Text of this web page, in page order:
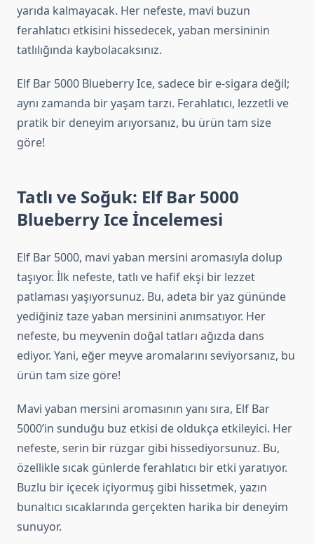
yarıda kalmayacak. Her nefeste, mavi buzun
ferahlatıcı etkisini hissedecek, yaban mersininin
tatlılığında kaybolacaksınız.
Elf Bar 5000 Blueberry Ice, sadece bir e-sigara değil;
aynı zamanda bir yaşam tarzı. Ferahlatıcı, lezzetli ve
pratik bir deneyim arıyorsanız, bu ürün tam size
göre!
Tatlı ve Soğuk: Elf Bar 5000
Blueberry Ice İncelemesi
Elf Bar 5000, mavi yaban mersini aromasıyla dolup
taşıyor. İlk nefeste, tatlı ve hafif ekşi bir lezzet
patlaması yaşıyorsunuz. Bu, adeta bir yaz gününde
yediğiniz taze yaban mersinini anımsatıyor. Her
nefeste, bu meyvenin doğal tatları ağızda dans
ediyor. Yani, eğer meyve aromalarını seviyorsanız, bu
ürün tam size göre!
Mavi yaban mersini aromasının yanı sıra, Elf Bar
5000’in sunduğu buz etkisi de oldukça etkileyici. Her
nefeste, serin bir rüzgar gibi hissediyorsunuz. Bu,
özellikle sıcak günlerde ferahlatıcı bir etki yaratıyor.
Buzlu bir içecek içiyormuş gibi hissetmek, yazın
bunaltıcı sıcaklarında gerçekten harika bir deneyim
sunuyor.